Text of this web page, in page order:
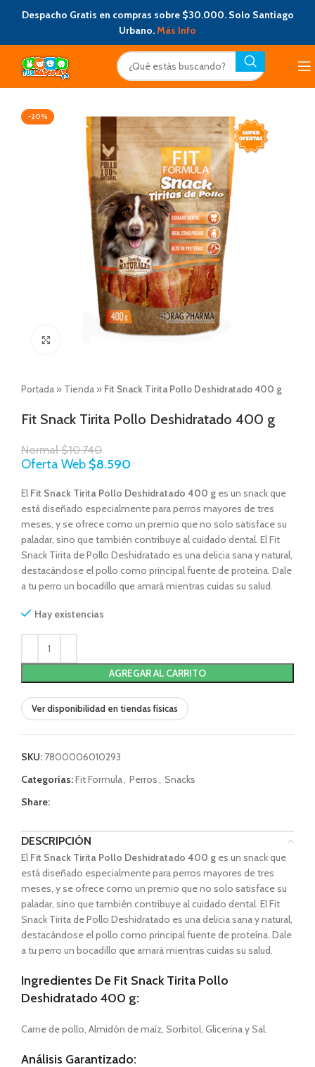
Despacho Gratis en compras sobre $30.000. Solo Santiago
Urbano.Más Info
-20%
Portada » Tienda » Fit Snack Tirita Pollo Deshidratado 400 g
Fit Snack Tirita Pollo Deshidratado 400 g
Normal$10.740
Oferta Web $8.590
El Fit Snack Tirita Pollo Deshidratado 400 g es un snack que
está diseñado especialmente para perros mayores de tres
meses, y se ofrece como un premio que no solo satisface su
paladar, sino que también contribuye al cuidado dental. El Fit
Snack Tirita de Pollo Deshidratado es una delicia sana y natural,
destacándose el pollo como principal fuente de proteína. Dale
a tu perro un bocadillo que amará mientras cuidas su salud.
Hay existencias
AGREGAR AL CARRITO
Ver disponibilidad en tiendas físicas
SKU: 7800006010293
Categorías:Fit Formula, Perros, Snacks
Share:
DESCRIPCIÓN
El Fit Snack Tirita Pollo Deshidratado 400 g es un snack que
está diseñado especialmente para perros mayores de tres
meses, y se ofrece como un premio que no solo satisface su
paladar, sino que también contribuye al cuidado dental. El Fit
Snack Tirita de Pollo Deshidratado es una delicia sana y natural,
destacándose el pollo como principal fuente de proteína. Dale
a tu perro un bocadillo que amará mientras cuidas su salud.
Ingredientes De Fit Snack Tirita Pollo
Deshidratado 400 g:
Carne de pollo, Almidón de maíz, Sorbitol, Glicerina y Sal.
Análisis Garantizado: